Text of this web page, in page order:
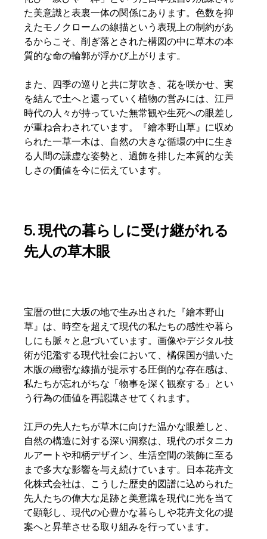
た美意識と表裏一体の関係にあります。色数を抑
えたモノクロームの線描という表現上の制約があ
るからこそ、削ぎ落とされた構図の中に草木の本
質的な命の輪郭が浮かび上がります。
また、四季の巡りと共に芽吹き、花を咲かせ、実
を結んで土へと還っていく植物の営みには、江戸
時代の人々が持っていた無常観や生死への眼差し
が重ね合わされています。『繪本野山草』に収め
られた一草一木は、自然の大きな循環の中に生き
る人間の謙虚な姿勢と、過飾を排した本質的な美
しさの価値を今に伝えています。
5. 現代の暮らしに受け継がれる
先人の草木眼
宝暦の世に大坂の地で生み出された『繪本野山
草』は、時空を超えて現代の私たちの感性や暮ら
しにも脈々と息づいています。画像やデジタル技
術が氾濫する現代社会において、橘保国が描いた
木版の緻密な線描が提示する圧倒的な存在感は、
私たちが忘れがちな「物事を深く観察する」とい
う行為の価値を再認識させてくれます。
江戸の先人たちが草木に向けた温かな眼差しと、
自然の構造に対する深い洞察は、現代のボタニカ
ルアートや和柄デザイン、生活空間の装飾に至る
まで多大な影響を与え続けています。日本花卉文
化株式会社は、こうした歴史的図譜に込められた
先人たちの偉大な足跡と美意識を現代に光を当て
て顕彰し、現代の心豊かな暮らしや花卉文化の提
案へと昇華させる取り組みを行っています。